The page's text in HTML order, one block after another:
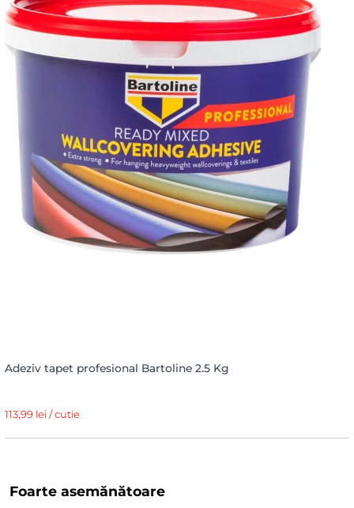
Adeziv tapet profesional Bartoline 2.5 Kg
113,99 lei / cutie
Foarte asemănătoare